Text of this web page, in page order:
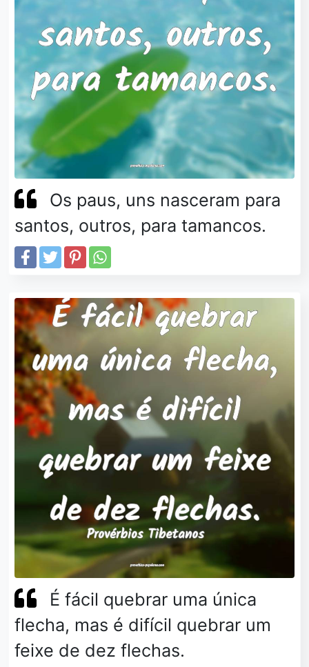
Os paus, uns nasceram para
santos, outros, para tamancos.
É fácil quebrar uma única
flecha, mas é difícil quebrar um
feixe de dez flechas.